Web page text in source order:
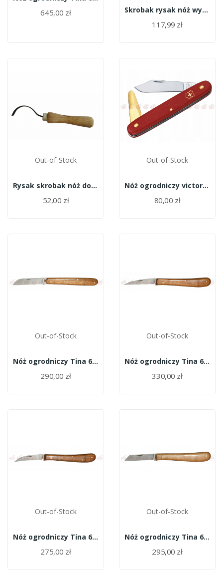
645,00 zł Skrobak rysak nóż wygięty do raków 164
117,99 zł
Out-of-Stock
Rysak skrobak nóż do raków POL-MAG
52,00 zł
Out-of-Stock
Nóż ogrodniczy victorinox 3.9110
80,00 zł
Out-of-Stock
Nóż ogrodniczy Tina 605 A
290,00 zł
Out-of-Stock
Nóż ogrodniczy Tina 606
330,00 zł
Out-of-Stock
Nóż ogrodniczy Tina 607
275,00 zł
Out-of-Stock
Nóż ogrodniczy Tina 608
295,00 zł